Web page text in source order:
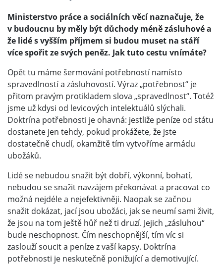
Ministerstvo práce a sociálních věcí naznačuje, že
v budoucnu by měly být důchody méně zásluhové a
že lidé s vyšším příjmem si budou muset na stáří
více spořit ze svých peněz. Jak tuto cestu vnímáte?
Opět tu máme šermování potřebností namísto
spravedlností a zásluhovostí. Výraz „potřebnost“ je
přitom pravým protikladem slova „spravedlnost“. Totéž
jsme už kdysi od levicových intelektuálů slýchali.
Doktrína potřebnosti je ohavná: jestliže peníze od státu
dostanete jen tehdy, pokud prokážete, že jste
dostatečně chudí, okamžitě tím vytvoříme armádu
ubožáků.
Lidé se nebudou snažit být dobří, výkonní, bohatí,
nebudou se snažit navzájem překonávat a pracovat co
možná nejdéle a nejefektivněji. Naopak se začnou
snažit dokázat, jací jsou ubožáci, jak se neumí sami živit,
že jsou na tom ještě hůř než ti druzí. Jejich „zásluhou“
bude neschopnost. Čím neschopnější, tím víc si
zaslouží soucit a peníze z vaší kapsy. Doktrína
potřebnosti je neskutečně ponižující a demotivující.